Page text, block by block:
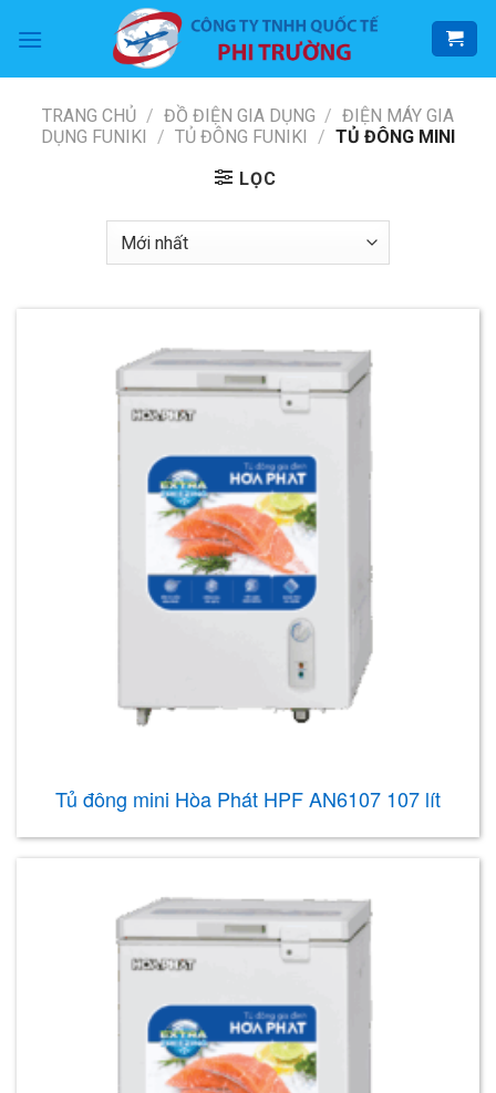
TRANG CHỦ / ĐỒ ĐIỆN GIA DỤNG / ĐIỆN MÁY GIA
DỤNG FUNIKI
/ TỦ ĐÔNG FUNIKI / TỦ ĐÔNG MINI
LỌC
Tủ đông mini Hòa Phát HPF AN6107 107 lít